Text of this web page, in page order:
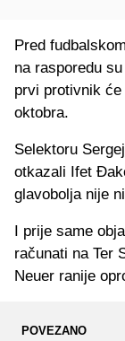
Pred
na rasporedu
prvi protivnik
oktobra.
Selektoru
otkazali Ifet
glavobolja nije
I prije same
računati na Ter
Neuer ranije
POVEZANO